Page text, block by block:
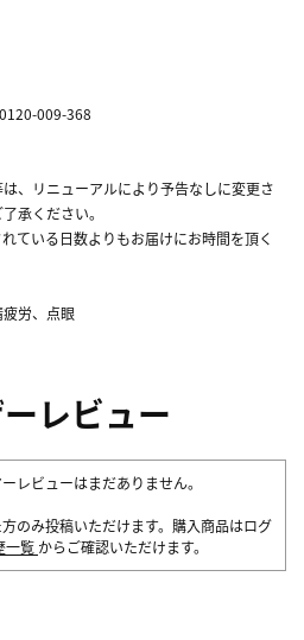
009-368
、リニューアルにより予告なしに変更さ
承ください。
ている日数よりもお届けにお時間を頂く
労、点眼
レビュー
レビューはまだありません。
のみ投稿いただけます。購入商品はログ
一覧 からご確認いただけます。